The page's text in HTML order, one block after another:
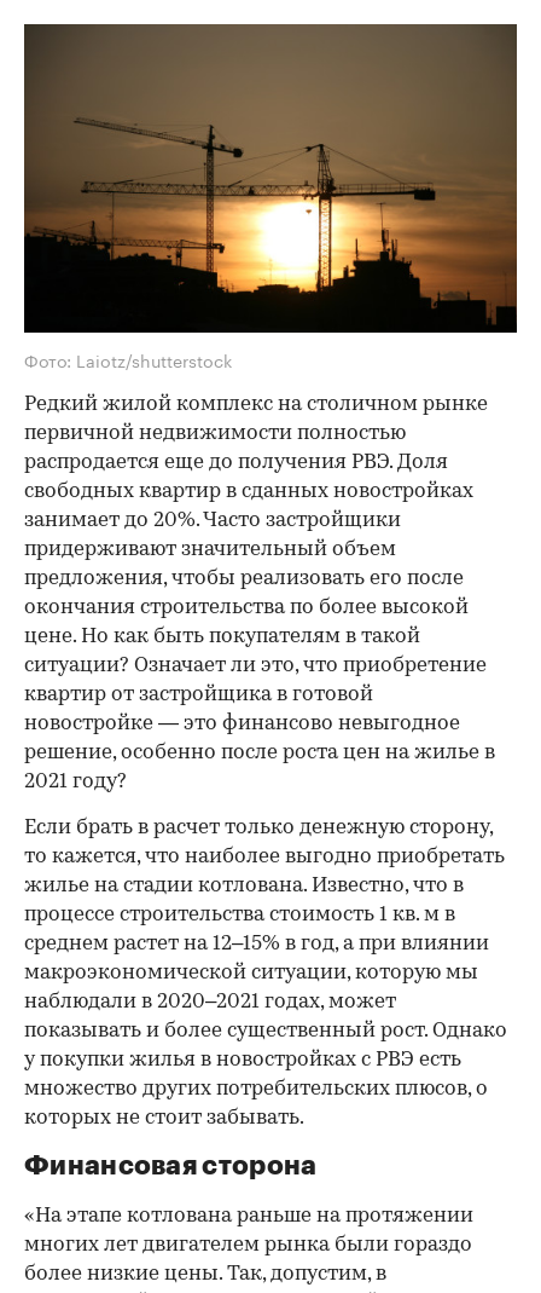
Фото: Laiotz/shutterstock
Редкий жилой комплекс на столичном рынке
первичной недвижимости полностью
распродается еще до получения РВЭ. Доля
свободных квартир в сданных новостройках
занимает до 20%. Часто застройщики
придерживают значительный объем
предложения, чтобы реализовать его после
окончания строительства по более высокой
цене. Но как быть покупателям в такой
ситуации? Означает ли это, что приобретение
квартир от застройщика в готовой
новостройке — это финансово невыгодное
решение, особенно после роста цен на жилье в
2021 году?
Если брать в расчет только денежную сторону,
то кажется, что наиболее выгодно приобретать
жилье на стадии котлована. Известно, что в
процессе строительства стоимость 1 кв. м в
среднем растет на 12–15% в год, а при влиянии
макроэкономической ситуации, которую мы
наблюдали в 2020–2021 годах, может
показывать и более существенный рост. Однако
у покупки жилья в новостройках с РВЭ есть
множество других потребительских плюсов, о
которых не стоит забывать.
Финансовая сторона
«На этапе котлована раньше на протяжении
многих лет двигателем рынка были гораздо
более низкие цены. Так, допустим, в